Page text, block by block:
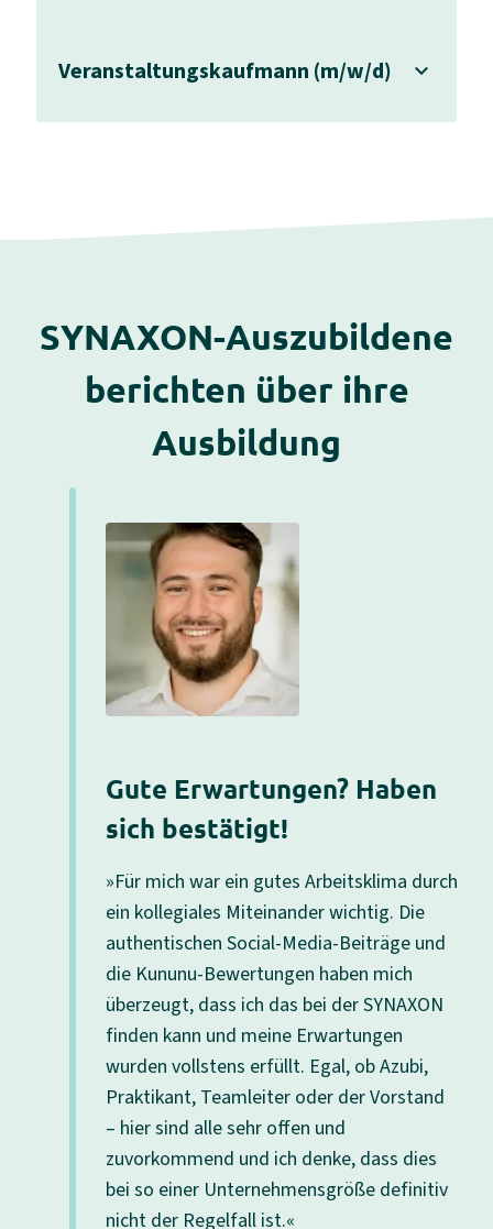
Veranstaltungskaufmann (m/w/d)
SYNAXON-Auszubildene
berichten über ihre
Ausbildung
Gute Erwartungen? Haben
sich bestätigt!
»Für mich war ein gutes Arbeitsklima durch
ein kollegiales Miteinander wichtig. Die
authentischen Social-Media-Beiträge und
die Kununu-Bewertungen haben mich
überzeugt, dass ich das bei der SYNAXON
finden kann und meine Erwartungen
wurden vollstens erfüllt. Egal, ob Azubi,
Praktikant, Teamleiter oder der Vorstand
– hier sind alle sehr offen und
zuvorkommend und ich denke, dass dies
bei so einer Unternehmensgröße definitiv
nicht der Regelfall ist.«